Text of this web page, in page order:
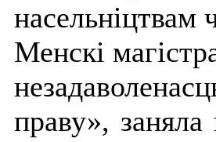
насельніцтвам
Менскі
праву», заняла